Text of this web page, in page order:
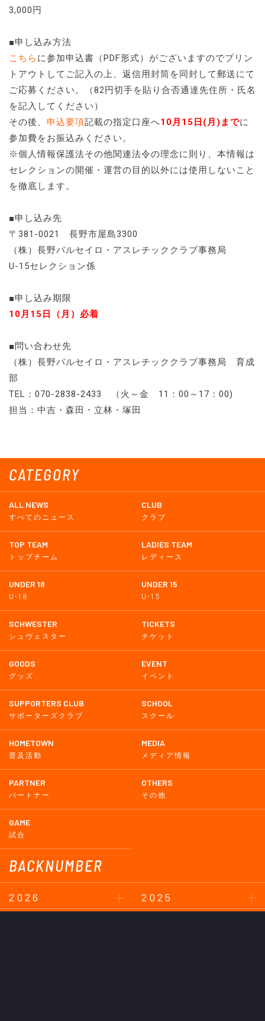
CATEGORY
ALL NEWS
すべてのニュース
CLUB
クラブ
TOP TEAM
トップチーム
LADIES TEAM
レディース
UNDER 18
U-18
UNDER 15
U-15
SCHWESTER
シュヴェスター
TICKETS
チケット
GOODS
グッズ
EVENT
イベント
SUPPORTERS CLUB
サポーターズクラブ
SCHOOL
スクール
HOMETOWN
普及活動
MEDIA
メディア情報
PARTNER
パートナー
OTHERS
その他
GAME
試合
BACKNUMBER
2026
2025
3,000円
■申し込み方法
こちら に参加申込書（PDF形式）がございますのでプリン
トアウトしてご記入の上、返信用封筒を同封して郵送にて
ご応募ください。（82円切手を貼り合否通達先住所・氏名
を記入してください）
その後、 申込要項記載の指定口座へ10月15日(月)までに
参加費をお振込みください。
※個人情報保護法その他関連法令の理念に則り、本情報は
セレクションの開催・運営の目的以外には使用しないこと
を徹底します。
■申し込み先
〒381-0021 長野市屋島3300
（株）長野パルセイロ・アスレチッククラブ事務局
U-15セレクション係
■申し込み期限
10月15日（月）必着
■問い合わせ先
（株）長野パルセイロ・アスレチッククラブ事務局 育成
部
TEL：070-2838-2433 （火～金 11：00～17：00)
担当：中吉・森田・立林・塚田